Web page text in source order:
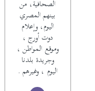
الصحافية، من
بينهم المصري
اليوم، وإعلام
دوت أورج ،
وموقع المواطن ،
وجريدة بلدنا
اليوم ، وغيرهم .